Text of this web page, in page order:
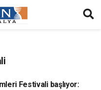
Festivali başlıyor: